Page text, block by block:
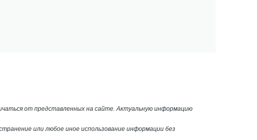
от представленных на сайте. Актуальную информацию
или любое иное использование информации без